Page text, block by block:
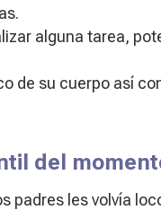
alguna tarea,
de su cuerpo así
del
padres les volvía